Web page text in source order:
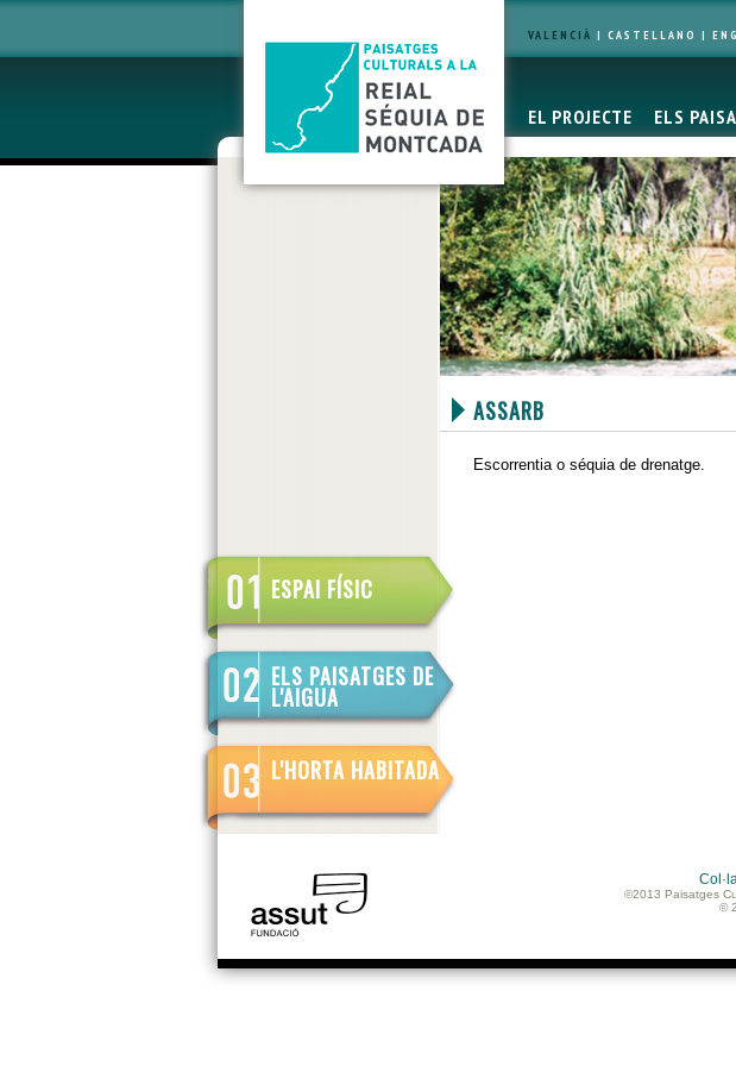
VALENCIÀ | CASTELLANO |
EL PROJECTE ELS
ESPAI FÍSIC
ELS PAISATGES DE
L'AIGUA
L'HORTA HABITADA
ASSARB
Escorrentia o séquia de drenatge.
©2013 Paisatges
©